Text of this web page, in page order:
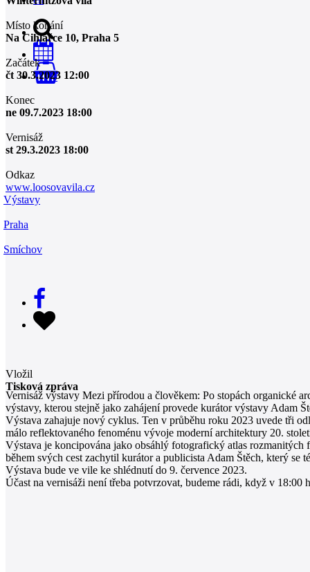
0
Místo konání
Na Cihlářce 10, Praha 5
Začátek
čt 30.3.2023 12:00
Konec
ne 09.7.2023 18:00
Vernisáž
st 29.3.2023 18:00
Odkaz
www.loosovavila.cz
Výstavy
Praha
Smíchov
Vložil
Tisková zpráva
Vernisáž výstavy Mezi přírodou a člověkem: Po stopách organické
výstavy, kterou stejně jako zahájení provede kurátor výstavy Adam
Výstava zahajuje nový cyklus. Ten v průběhu roku 2023 uvede tři
málo reflektovaného fenoménu vývoje moderní architektury 20.
Výstava je koncipována jako obsáhlý fotografický atlas rozmanitých
během svých cest zachytil kurátor a publicista Adam Štěch, který se
Výstava bude ve vile ke shlédnutí do 9. července 2023.
Účast na vernisáži není třeba potvrzovat, budeme rádi, když v 18:00